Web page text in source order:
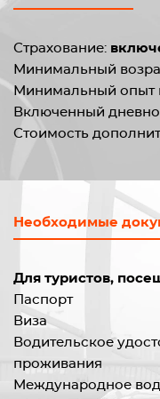
Страхование:
Минимальный
Минимальный опыт
Включенный
Стоимость
Необходимые
Для туристов,
Паспорт
Виза
Водительское
проживания
Международное